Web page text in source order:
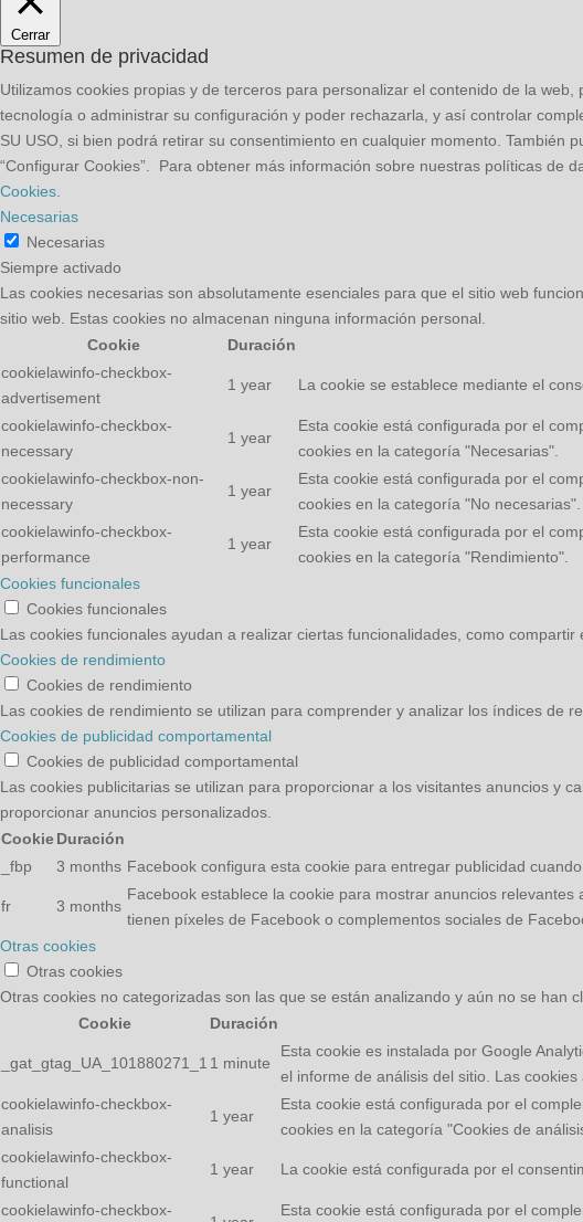
Cerrar
Resumen de privacidad
Utilizamos cookies propias y de terceros para personalizar el contenido de la
tecnología o administrar su configuración y poder rechazarla, y así controlar
SU USO, si bien podrá retirar su consentimiento en cualquier momento. También
“Configurar Cookies”. Para obtener más información sobre nuestras políticas de
Cookies
Necesarias
Necesarias
Siempre activado
Las cookies necesarias son absolutamente esenciales para que el sitio web
sitio web. Estas cookies no almacenan ninguna información personal.
Cookie
Duración
cookielawinfo-checkbox-
advertisement
1 year La cookie se establece mediante el
cookielawinfo-checkbox-
necessary
1 year
Esta cookie está configurada por el
cookies en la categoría "Necesarias".
cookielawinfo-checkbox-non-
necessary
1 year
Esta cookie está configurada por el
cookies en la categoría "No necesarias".
cookielawinfo-checkbox-
performance
1 year
Esta cookie está configurada por el
cookies en la categoría "Rendimiento".
Cookies funcionales
Cookies funcionales
Las cookies funcionales ayudan a realizar ciertas funcionalidades, como
Cookies de rendimiento
Cookies de rendimiento
Las cookies de rendimiento se utilizan para comprender y analizar los índices de
Cookies de publicidad comportamental
Cookies de publicidad comportamental
Las cookies publicitarias se utilizan para proporcionar a los visitantes anuncios y
proporcionar anuncios personalizados.
CookieDuración
_fbp
3 months Facebook configura esta cookie para entregar publicidad
fr 3 months
Facebook establece la cookie para mostrar anuncios
tienen píxeles de Facebook o complementos sociales de
Otras cookies
Otras cookies
Otras cookies no categorizadas son las que se están analizando y aún no se han
Cookie
Duración
_gat_gtag_UA_101880271_1 1 minute
Esta cookie es instalada por Google
el informe de análisis del sitio. Las
cookielawinfo-checkbox-
analisis
1 year
Esta cookie está configurada por el
cookies en la categoría "Cookies de
cookielawinfo-checkbox-
functional
1 year La cookie está configurada por el
cookielawinfo-checkbox- Esta cookie está configurada por el